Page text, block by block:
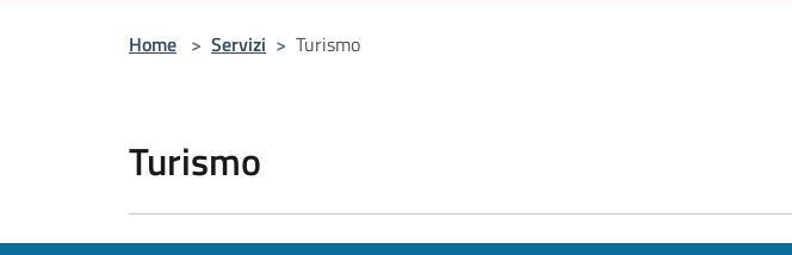
Home > Servizi > Turismo
Turismo